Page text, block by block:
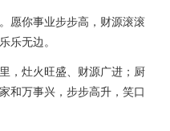
愿你事业步步高，财源滚滚
乐无边。
，灶火旺盛、财源广进；厨
和万事兴，步步高升，笑口